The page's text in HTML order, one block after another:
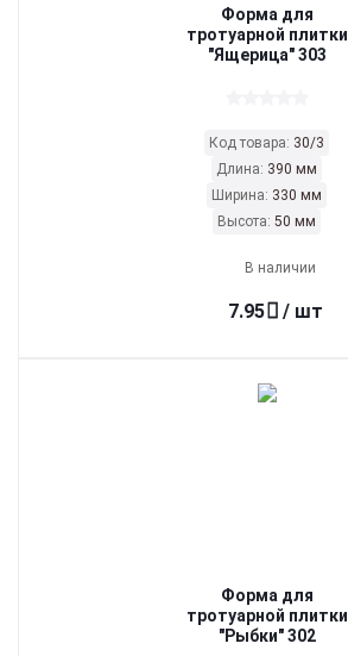
Форма для
тротуарной плитки
"Ящерица" 303
Код товара: 30/3
Длина: 390 мм
Ширина: 330 мм
Высота: 50 мм
В наличии
7.95 / шт
Форма для
тротуарной плитки
"Рыбки" 302